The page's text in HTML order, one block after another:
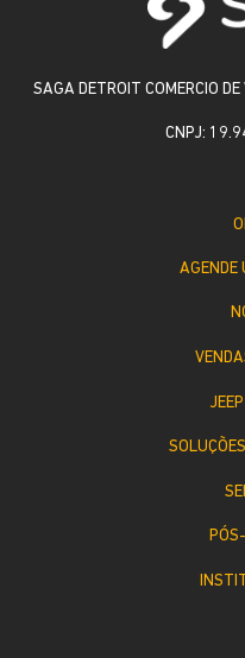
SAGA DETROIT COMERCIO
CNPJ:
AGENDE